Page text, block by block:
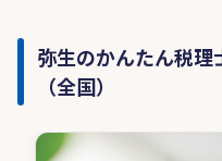
弥生のかんたん税
（全国）